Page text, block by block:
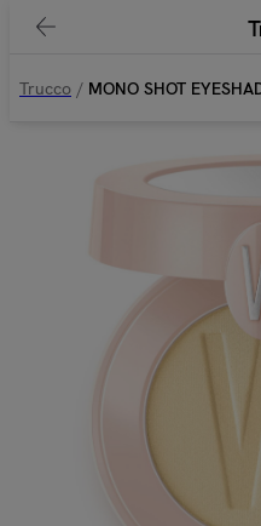
Trucco / MONO SHOT